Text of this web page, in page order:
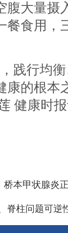
腹大量摄
餐食用，
行均衡
康的根本
健康时
桥本甲状腺炎
脊柱问题可逆